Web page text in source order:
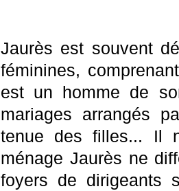
Jaurès est souvent
féminines,
est un homme de
mariages arrangés
tenue des filles... Il
ménage Jaurès ne
foyers de dirigeants